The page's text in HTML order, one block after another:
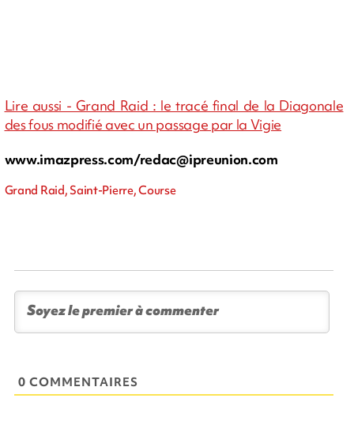
Lire aussi - Grand Raid : le tracé final de la Diagonale
des fous modifié avec un passage par la Vigie
www.imazpress.com/redac@ipreunion.com
Grand Raid, Saint-Pierre, Course
0 COMMENTAIRES